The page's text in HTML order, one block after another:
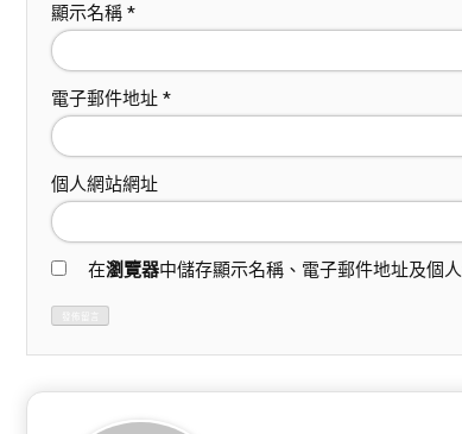
顯示名稱 *
電子郵件地址 *
個人網站網址
在瀏覽器中儲存顯示名稱、電子郵件地址及個